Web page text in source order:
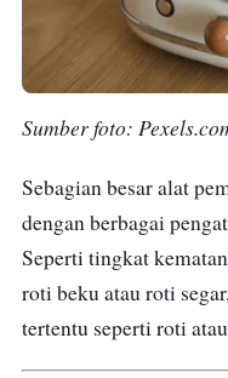
Sumber foto:
Sebagian besar alat
dengan berbagai
Seperti tingkat
roti beku atau roti
tertentu seperti roti